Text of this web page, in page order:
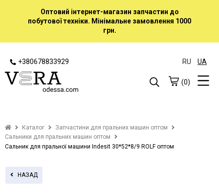
Оптовий інтернет-магазин запчастин до
побутової техніки. Мінімальне замовлення 1000
грн.
+380678833929 RU UA
(0)
Каталог
Запчастини для пральних машин оптом
Сальники для пральних машин оптом
Сальник для пральної машини Indesit 30*52*8/9 ROLF оптом
НАЗАД